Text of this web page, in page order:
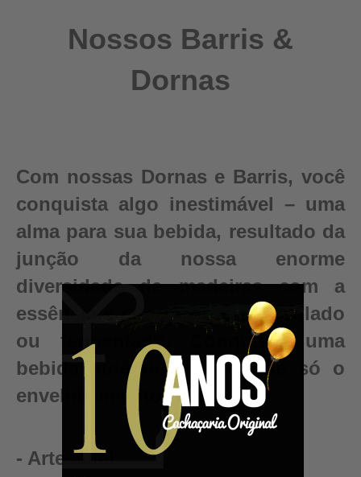
Nossos Barris &
Dornas
Com nossas Dornas e Barris, você
conquista algo inestimável – uma
alma para sua bebida, resultado da
junção da nossa enorme
diversidade de madeiras com a
essência e pureza do seu destilado
ou fermentado. Conquiste uma
bebida autêntica, valor que só o
envelhecimento pode criar.
- Artesanal